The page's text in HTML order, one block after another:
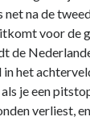
na de
voor de
de
het
je een
verliest,